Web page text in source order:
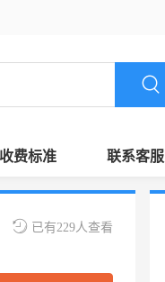
收费标准 联系客服
已有229人查看